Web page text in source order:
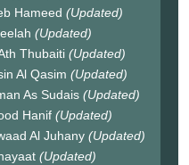
Hameed (Updated)
(Updated)
Thubaiti (Updated)
Al Qasim (Updated)
As Sudais (Updated)
Hanif (Updated)
Al Juhany (Updated)
(Updated)